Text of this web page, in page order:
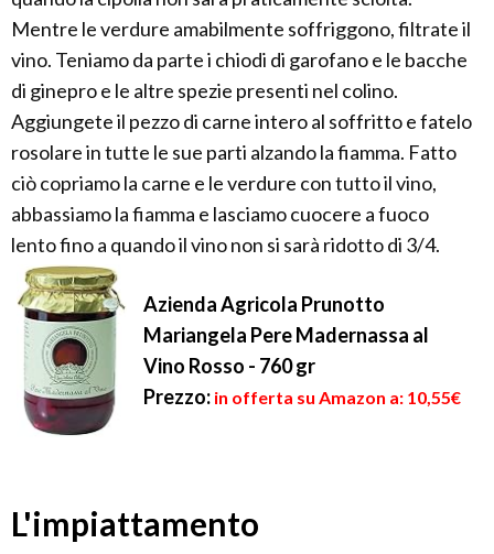
Mentre le verdure amabilmente soffriggono, filtrate il
vino. Teniamo da parte i chiodi di garofano e le bacche
di ginepro e le altre spezie presenti nel colino.
Aggiungete il pezzo di carne intero al soffritto e fatelo
rosolare in tutte le sue parti alzando la fiamma. Fatto
ciò copriamo la carne e le verdure con tutto il vino,
abbassiamo la fiamma e lasciamo cuocere a fuoco
lento fino a quando il vino non si sarà ridotto di 3/4.
Azienda Agricola Prunotto
Mariangela Pere Madernassa al
Vino Rosso - 760 gr
Prezzo: in offerta su Amazon a: 10,55€
L'impiattamento